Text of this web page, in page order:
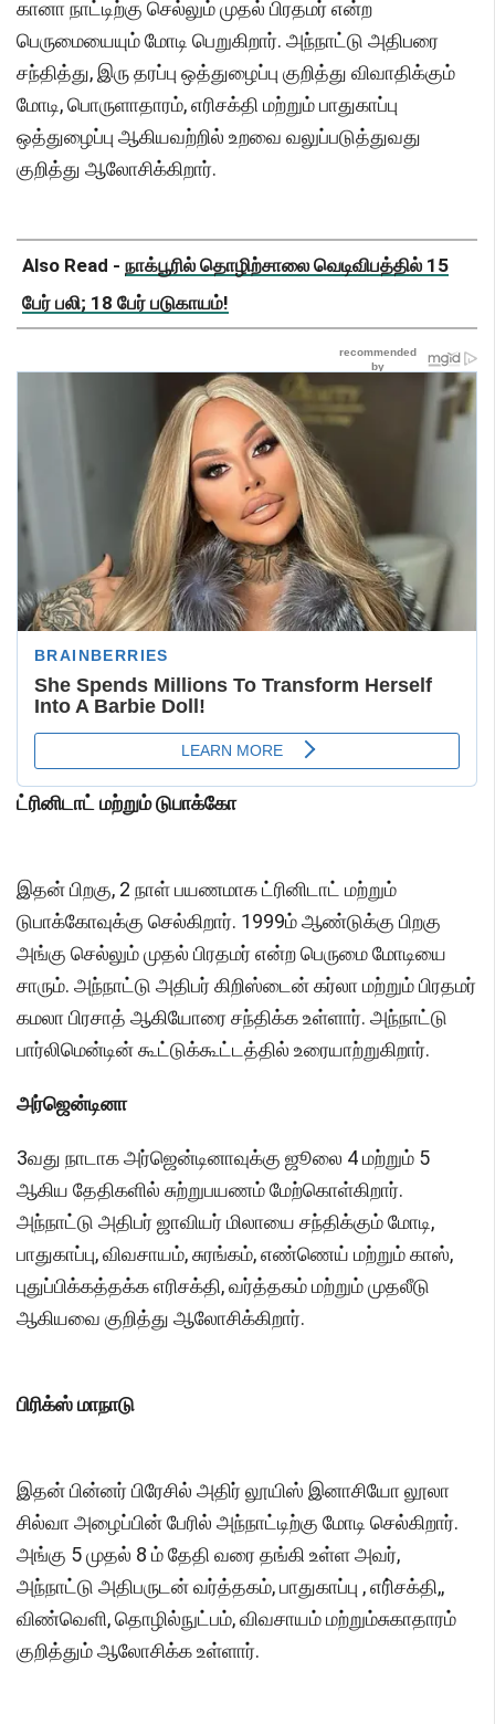
கானா நாட்டிற்கு செல்லும் முதல் பிரதமர் என்ற
பெருமையையும் மோடி பெறுகிறார். அந்நாட்டு அதிபரை
சந்தித்து, இரு தரப்பு ஒத்துழைப்பு குறித்து விவாதிக்கும்
மோடி, பொருளாதாரம், எரிசக்தி மற்றும் பாதுகாப்பு
ஒத்துழைப்பு ஆகியவற்றில் உறவை வலுப்படுத்துவது
குறித்து ஆலோசிக்கிறார்.
Also Read - நாக்பூரில் தொழிற்சாலை வெடிவிபத்தில் 15
பேர் பலி; 18 பேர் படுகாயம்!
ட்ரினிடாட் மற்றும் டுபாக்கோ
இதன் பிறகு, 2 நாள் பயணமாக ட்ரினிடாட் மற்றும்
டுபாக்கோவுக்கு செல்கிறார். 1999ம் ஆண்டுக்கு பிறகு
அங்கு செல்லும் முதல் பிரதமர் என்ற பெருமை மோடியை
சாரும். அந்நாட்டு அதிபர் கிறிஸ்டைன் கர்லா மற்றும் பிரதமர்
கமலா பிரசாத் ஆகியோரை சந்திக்க உள்ளார். அந்நாட்டு
பார்லிமென்டின் கூட்டுக்கூட்டத்தில் உரையாற்றுகிறார்.
அர்ஜென்டினா
3வது நாடாக அர்ஜென்டினாவுக்கு ஜூலை 4 மற்றும் 5
ஆகிய தேதிகளில் சுற்றுபயணம் மேற்கொள்கிறார்.
அந்நாட்டு அதிபர் ஜாவியர் மிலாயை சந்திக்கும் மோடி,
பாதுகாப்பு, விவசாயம், சுரங்கம், எண்ணெய் மற்றும் காஸ்,
புதுப்பிக்கத்தக்க எரிசக்தி, வர்த்தகம் மற்றும் முதலீடு
ஆகியவை குறித்து ஆலோசிக்கிறார்.
பிரிக்ஸ் மாநாடு
இதன் பின்னர் பிரேசில் அதிர் லூயிஸ் இனாசியோ லூலா
சில்வா அழைப்பின் பேரில் அந்நாட்டிற்கு மோடி செல்கிறார்.
அங்கு 5 முதல் 8 ம் தேதி வரை தங்கி உள்ள அவர்,
அந்நாட்டு அதிபருடன் வர்த்தகம், பாதுகாப்பு , எரி்சக்தி,,
விண்வெளி, தொழில்நுட்பம், விவசாயம் மற்றும்சுகாதாரம்
குறித்தும் ஆலோசிக்க உள்ளார்.